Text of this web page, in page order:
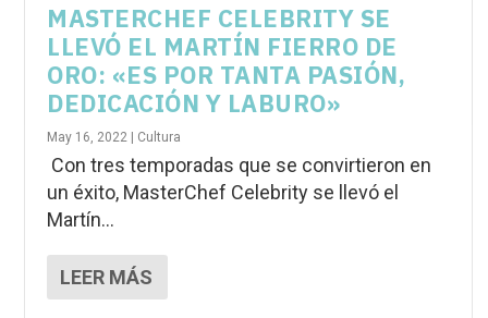
MASTERCHEF CELEBRITY SE
LLEVÓ EL MARTÍN FIERRO DE
ORO: «ES POR TANTA PASIÓN,
DEDICACIÓN Y LABURO»
May 16, 2022 | Cultura
Con tres temporadas que se convirtieron en
un éxito, MasterChef Celebrity se llevó el
Martín...
LEER MÁS